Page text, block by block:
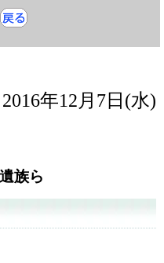
2016年12月7日(水)
族ら